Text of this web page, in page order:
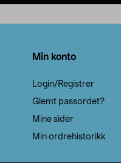
Min konto
Login/Registrer
Glemt passordet?
Mine sider
Min ordrehistorikk